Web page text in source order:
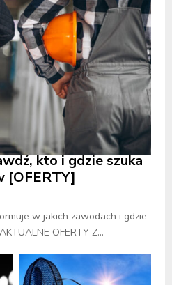
kto i gdzie szuka
[OFERTY]
w jakich zawodach i gdzie
OFERTY Z...